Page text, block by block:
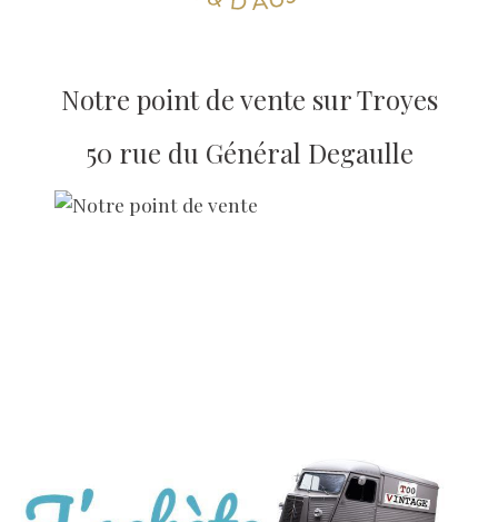
Notre point de vente sur Troyes
50 rue du Général Degaulle